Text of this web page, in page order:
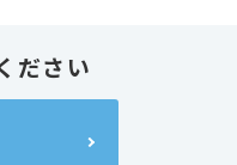
ださい